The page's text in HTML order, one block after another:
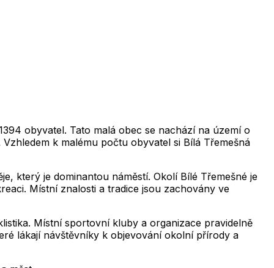
obyvatel. Tato malá obec se nachází na území o
k malému počtu obyvatel si Bílá Třemešná
který je dominantou náměstí. Okolí Bílé Třemešné je
Místní znalosti a tradice jsou zachovány ve
Místní sportovní kluby a organizace pravidelně
lákají návštěvníky k objevování okolní přírody a